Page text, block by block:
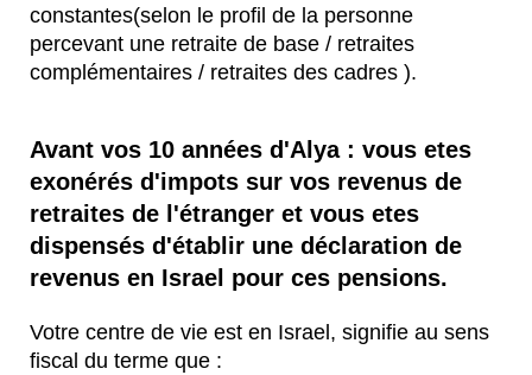
constantes(selon le profil de la personne
percevant une retraite de base / retraites
complémentaires / retraites des cadres ).
Avant vos 10 années d'Alya : vous etes
exonérés d'impots sur vos revenus de
retraites de l'étranger et vous etes
dispensés d'établir une déclaration de
revenus en Israel pour ces pensions.
Votre centre de vie est en Israel, signifie au sens
fiscal du terme que :